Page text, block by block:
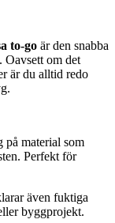
to-go är den snabba
Oavsett om det
är du alltid redo
material som
Perfekt för
även fuktiga
byggprojekt.